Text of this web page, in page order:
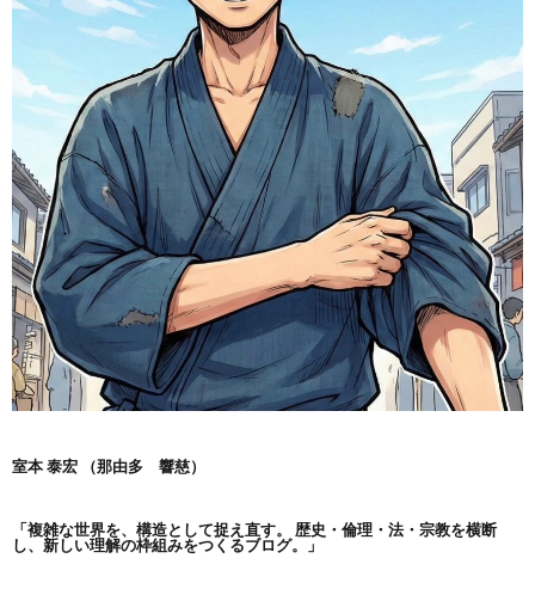
室本 泰宏 （那由多 響慈）
「複雑な世界を、構造として捉え直す。
歴史・倫理・法・宗教を横断
し、新しい理解の枠組みをつくるブログ。」